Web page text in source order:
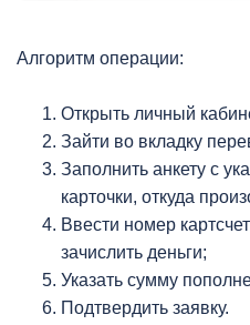
Алгоритм операции:
Открыть личный
Зайти во вкладку
Заполнить анкету с
карточки, откуда
Ввести номер
зачислить деньги;
Указать сумму
Подтвердить заявку.